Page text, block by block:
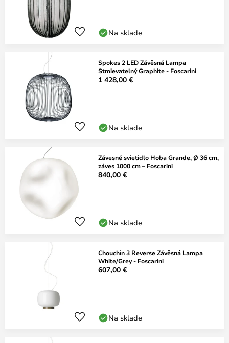
Na sklade
Spokes 2 LED Závěsná Lampa
Stmievateľný Graphite - Foscarini
1 428,00 €
Na sklade
Závesné svietidlo Hoba Grande, Ø 36 cm,
záves 1000 cm – Foscarini
840,00 €
Na sklade
Chouchin 3 Reverse Závěsná Lampa
White/Grey - Foscarini
607,00 €
Na sklade